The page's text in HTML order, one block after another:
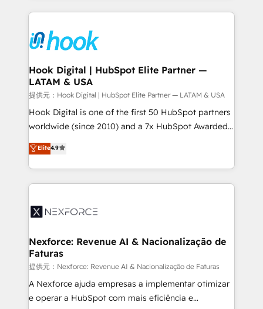
move beyond spreadsheets into unified systems
that drive real business results.
Technical Solutions: - HubSpot Technical Consulting -
Onboarding - Data Migration & Integrations -
Technical Audit & Optimization Strategic Solutions: -
Revenue Operations - Inbound Marketing -
Outbound Marketing - HubSpot CMS Website
Design & Development We empower our clients to
reach their full potential by providing transparent,
relationship-driven support. With over 300 HubSpot
technical know-how and strategic guidance you
need to succeed.
Hook Digital | HubSpot Elite Partner —
LATAM & USA
提供元：Hook Digital | HubSpot Elite Partner — LATAM & USA
Hook Digital is one of the first 50 HubSpot partners
worldwide (since 2010) and a 7x HubSpot Awarded
Elite Partner. With 500+ projects across the U.S.,
Brazil, and LATAM, we combine global expertise with
regional experience. Today, we are Brazil’s largest
HubSpot Elite Partner—trusted by companies across
Implementation & Migration Onboarding across all
Station, Freshdesk, Intercom, and more. Custom
objects, automations, and integrations built for
growth. 🚀 AI-Driven GTM Orchestration Unify
HubSpot with LinkedIn, WhatsApp, email, paid
media, and AI voice to drive pipeline. 🤖 AI Custom
Elite4.9
Nexforce: Revenue AI & Nacionalização de
Faturas
提供元：Nexforce: Revenue AI & Nacionalização de Faturas
A Nexforce ajuda empresas a implementar otimizar
e operar a HubSpot com mais eficiência e